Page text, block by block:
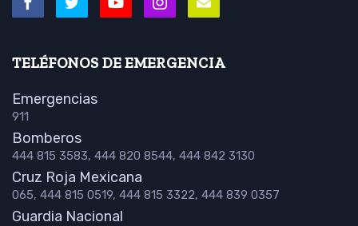
TELÉFONOS DE EMERGENCIA
Emergencias
911
Bomberos
444 815 3583, 444 820 8544, 444 842 3130
Cruz Roja Mexicana
065, 444 815 0519, 444 815 3322, 444 839 0357
Guardia Nacional